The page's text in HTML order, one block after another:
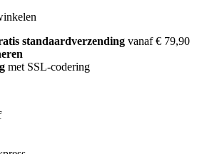
standaardverzending vanaf € 79,90
met SSL-codering